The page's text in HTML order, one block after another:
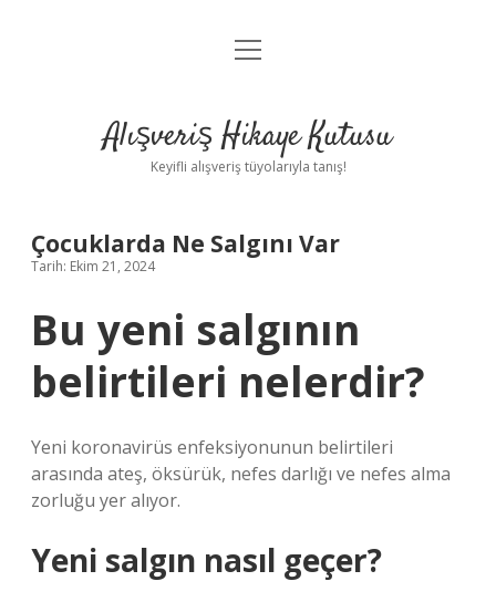
Anasayfa
Yasal Uyarı
menüyü
Alışveriş Hikaye Kutusu
Keyifli alışveriş tüyolarıyla tanış!
Çocuklarda Ne Salgını Var
Tarih: Ekim 21, 2024
Bu yeni salgının
belirtileri nelerdir?
Yeni koronavirüs enfeksiyonunun belirtileri
arasında ateş, öksürük, nefes darlığı ve nefes alma
zorluğu yer alıyor.
Yeni salgın nasıl geçer?